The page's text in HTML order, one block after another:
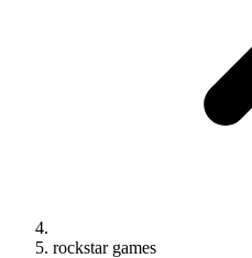
rockstar games